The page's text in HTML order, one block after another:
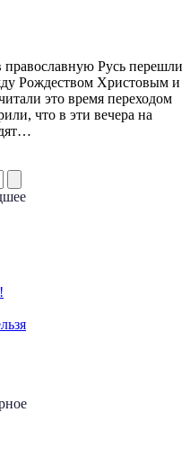
православную Русь перешли
Рождеством Христовым и
это время переходом
что в эти вечера на